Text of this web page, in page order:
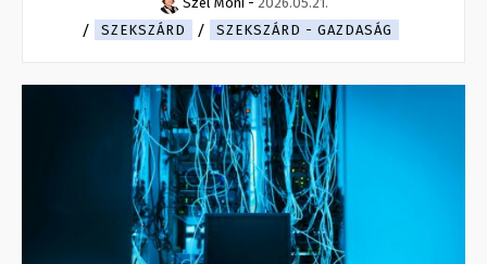
SZEKSZÁRD
SZEKSZÁRD - GAZDASÁG